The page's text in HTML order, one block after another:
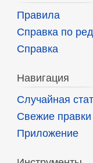
Правила
Справка по
Справка
Навигация
Случайная
Свежие правки
Приложение